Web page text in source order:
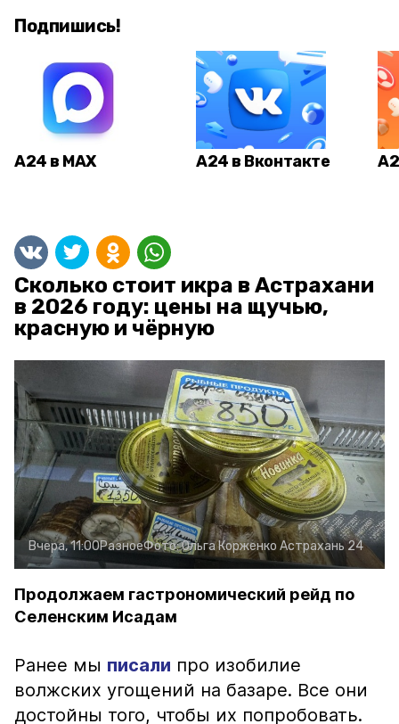
Подпишись!
А24 в MAX А24 в Вконтакте
Сколько стоит икра в Астрахани
в 2026 году: цены на щучью,
красную и чёрную
Вчера, 11:00РазноеФото:Ольга Корженко Астрахань 24
Продолжаем гастрономический рейд по
Селенским Исадам
Ранее мы писали про изобилие
волжских угощений на базаре. Все они
достойны того, чтобы их попробовать.